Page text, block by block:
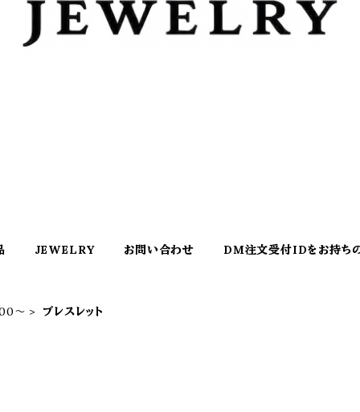
JEWELRY お問い合わせ DM注文受付IDをお持ち
〜 ブレスレット